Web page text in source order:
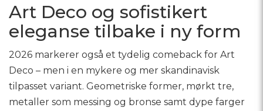
Art Deco og sofistikert
eleganse tilbake i ny form
2026 markerer også et tydelig comeback for Art
Deco – men i en mykere og mer skandinavisk
tilpasset variant. Geometriske former, mørkt tre,
metaller som messing og bronse samt dype farger